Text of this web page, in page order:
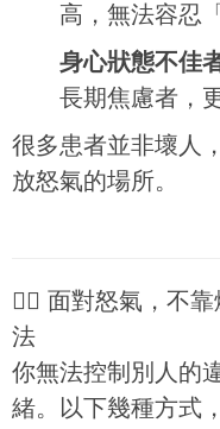
高，無法容忍
身心狀態不佳
長期焦慮者，
很多患者並非壞人
放怒氣的場所。
🧘‍♀️ 面對怒氣，不
法
你無法控制別人的
緒。以下幾種方式